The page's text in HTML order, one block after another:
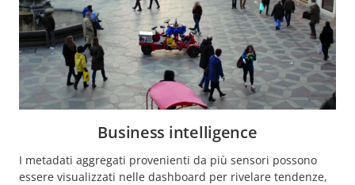
Business intelligence
I metadati aggregati provenienti da più sensori possono
essere visualizzati nelle dashboard per rivelare tendenze,